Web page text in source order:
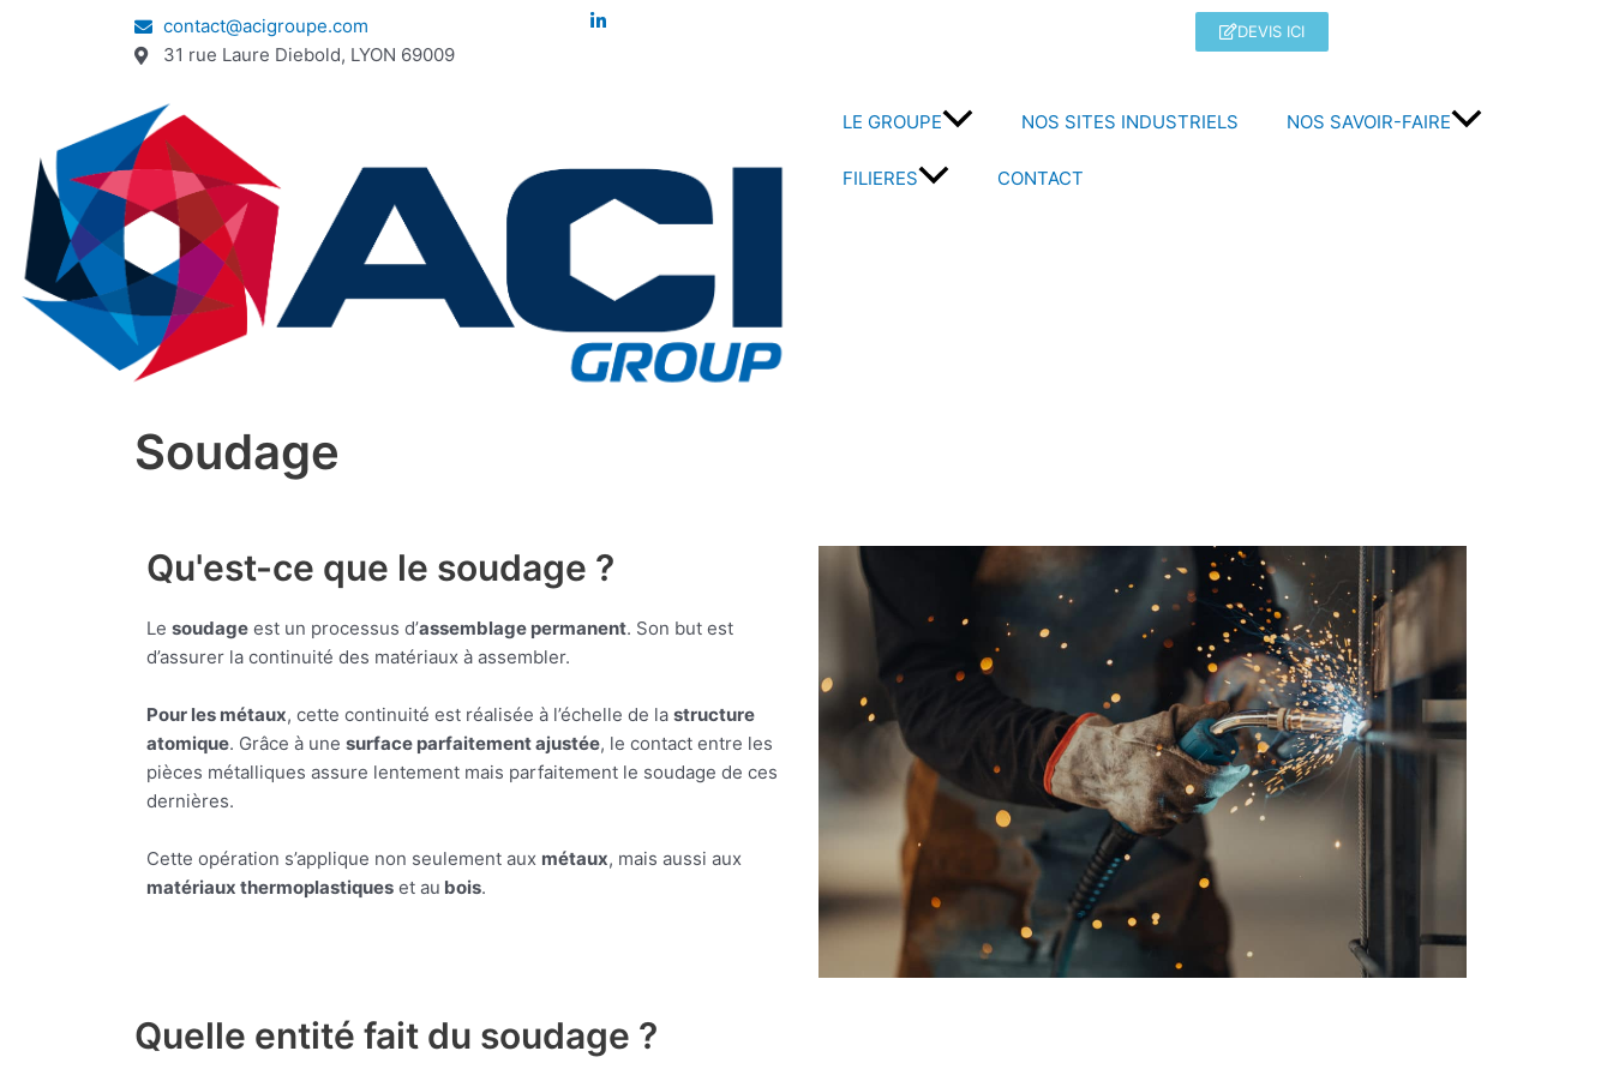
contact@acigroupe.com
31 rue Laure Diebold, LYON 69009
DEVIS ICI
LE GROUPE NOS SITES INDUSTRIELS NOS SAVOIR-FAIRE
FILIERES CONTACT
Soudage
Qu'est-ce que le soudage ?
Le soudage est un processus d’assemblage permanent. Son but est
d’assurer la continuité des matériaux à assembler.
Pour les métaux, cette continuité est réalisée à l’échelle de la structure
atomique. Grâce à une surface parfaitement ajustée, le contact entre les
pièces métalliques assure lentement mais parfaitement le soudage de ces
dernières.
Cette opération s’applique non seulement aux métaux, mais aussi aux
matériaux thermoplastiques et au bois.
Quelle entité fait du soudage ?